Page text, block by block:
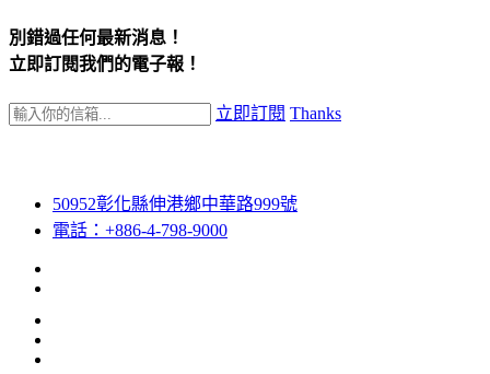
別錯過任何最新消息！
立即訂閱我們的電子報！
立即訂閱 Thanks
50952彰化縣伸港鄉中華路999號
電話：+886-4-798-9000